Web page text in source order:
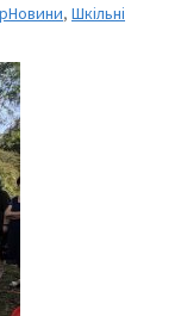
Новини, Шкільні